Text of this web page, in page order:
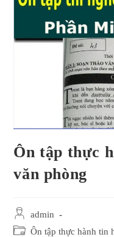
Ôn tập thực
văn phòng
Post
author:
admin
Post Ôn tập thực hành tin